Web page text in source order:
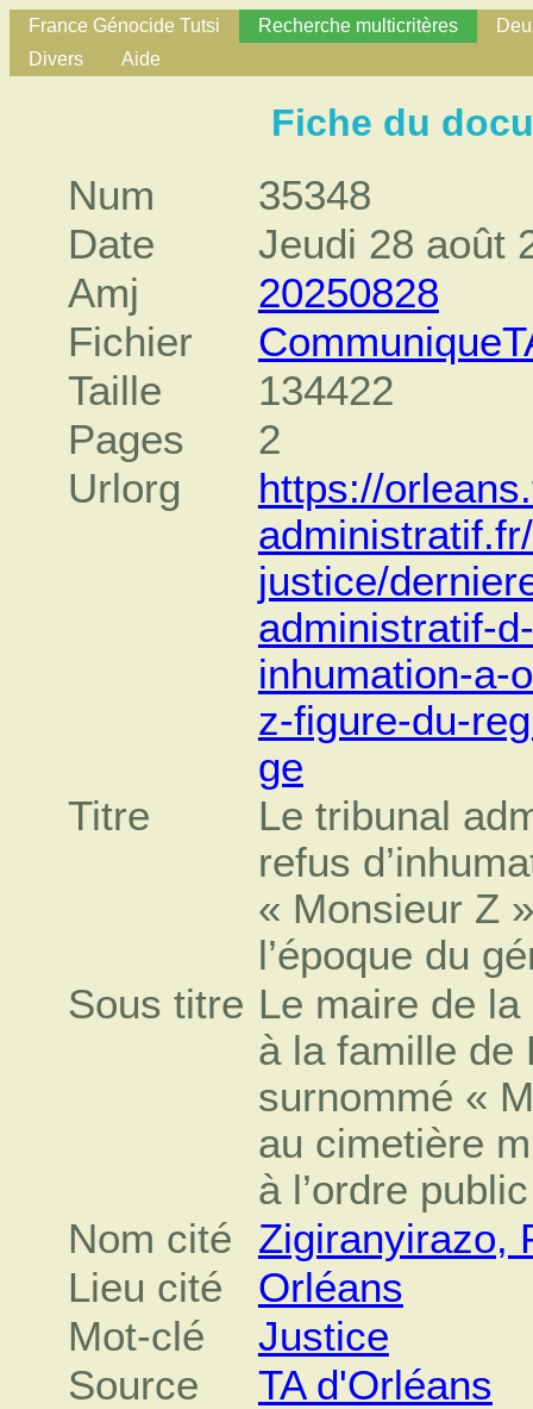
France Génocide Tutsi Recherche multicritères
Divers
Aide
Fiche du
Num
35348
Date
Jeudi 28 août
Amj
20250828
Fichier
Taille
134422
Pages
2
Urlorg
https://
justice/
administratif-
inhumation-a-
z-figure-du-
ge
Titre
Le tribunal
refus
« Monsieur Z
l’époque du
Sous titre Le maire de la
à la famille de
surnommé «
au cimetière
à l’ordre
Nom cité
Zigiranyirazo,
Lieu cité
Orléans
Mot-clé
Justice
Source
TA d'Orléans